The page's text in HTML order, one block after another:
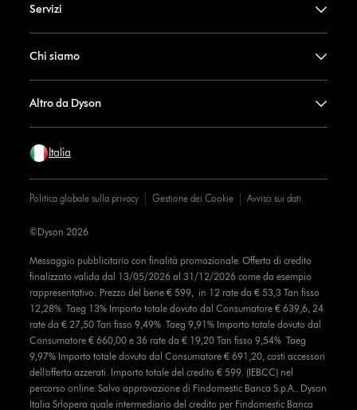
Servizi
Chi siamo
Altro da Dyson
Italia
Politica globale sulla privacy Gestione dei Cookie Avviso sui dati
Messaggio pubblicitario con finalità promozionale. Offerta di credito
finalizzato valida dal 13/05/2026 al 31/12/2026 come da esempio
rappresentativo: Prezzo del bene € 599, in 12 rate da € 53,3 Tan fisso
12,28% Taeg 13% Importo totale dovuto dal Consumatore € 639,6, 24
rate da € 27,50 Tan fisso 9,49% Taeg 9,91% Importo totale dovuto dal
Consumatore € 660,00 e 36 rate da € 19,20 Tan fisso 9,54% Taeg
9,97% Importo totale dovuto dal Consumatore € 691,20, costi accessori
dell’offerta azzerati. Importo totale del credito € 599. (IEBCC) nel
percorso online. Salvo approvazione di Findomestic Banca S.p.A.. Dyson
Italia Srlopera quale intermediario del credito per Findomestic Banca
©Dyson 2026